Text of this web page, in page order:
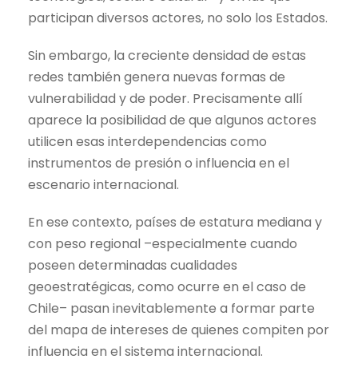
participan diversos actores, no solo los Estados.
Sin embargo, la creciente densidad de estas
redes también genera nuevas formas de
vulnerabilidad y de poder. Precisamente allí
aparece la posibilidad de que algunos actores
utilicen esas interdependencias como
instrumentos de presión o influencia en el
escenario internacional.
En ese contexto, países de estatura mediana y
con peso regional –especialmente cuando
poseen determinadas cualidades
geoestratégicas, como ocurre en el caso de
Chile– pasan inevitablemente a formar parte
del mapa de intereses de quienes compiten por
influencia en el sistema internacional.